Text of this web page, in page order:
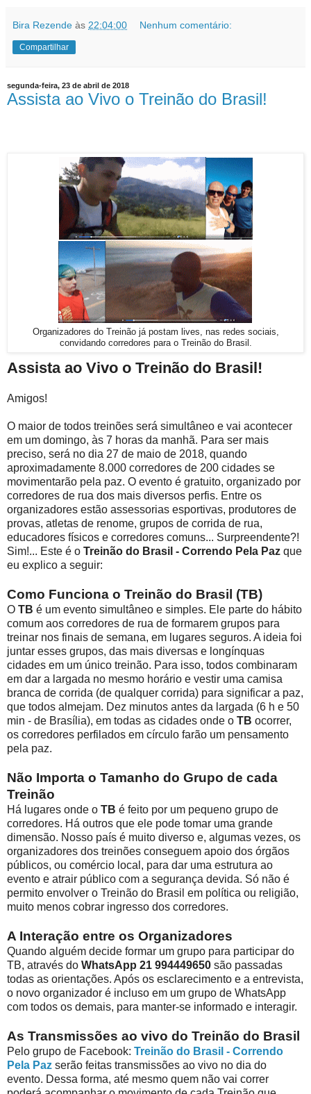
Bira Rezende às 22:04:00 Nenhum comentário:
Compartilhar
segunda-feira, 23 de abril de 2018
Assista ao Vivo o Treinão do Brasil!
Organizadores do Treinão já postam lives, nas redes sociais,
convidando corredores para o Treinão do Brasil.
Assista ao Vivo o Treinão do Brasil!
Amigos!
O maior de todos treinões será simultâneo e vai acontecer
em um domingo, às 7 horas da manhã. Para ser mais
preciso, será no dia 27 de maio de 2018, quando
aproximadamente 8.000 corredores de 200 cidades se
movimentarão pela paz. O evento é gratuito, organizado por
corredores de rua dos mais diversos perfis. Entre os
organizadores estão assessorias esportivas, produtores de
provas, atletas de renome, grupos de corrida de rua,
educadores físicos e corredores comuns... Surpreendente?!
Sim!... Este é o Treinão do Brasil - Correndo Pela Paz que
eu explico a seguir:
Como Funciona o Treinão do Brasil (TB)
O TB é um evento simultâneo e simples. Ele parte do hábito
comum aos corredores de rua de formarem grupos para
treinar nos finais de semana, em lugares seguros. A ideia foi
juntar esses grupos, das mais diversas e longínquas
cidades em um único treinão. Para isso, todos combinaram
em dar a largada no mesmo horário e vestir uma camisa
branca de corrida (de qualquer corrida) para significar a paz,
que todos almejam. Dez minutos antes da largada (6 h e 50
min - de Brasília), em todas as cidades onde o TB ocorrer,
os corredores perfilados em círculo farão um pensamento
pela paz.
Não Importa o Tamanho do Grupo de cada
Treinão
Há lugares onde o TB é feito por um pequeno grupo de
corredores. Há outros que ele pode tomar uma grande
dimensão. Nosso país é muito diverso e, algumas vezes, os
organizadores dos treinões conseguem apoio dos órgãos
públicos, ou comércio local, para dar uma estrutura ao
evento e atrair público com a segurança devida. Só não é
permito envolver o Treinão do Brasil em política ou religião,
muito menos cobrar ingresso dos corredores.
A Interação entre os Organizadores
Quando alguém decide formar um grupo para participar do
TB, através do WhatsApp 21 994449650 são passadas
todas as orientações. Após os esclarecimento e a entrevista,
o novo organizador é incluso em um grupo de WhatsApp
com todos os demais, para manter-se informado e interagir.
As Transmissões ao vivo do Treinão do Brasil
Pelo grupo de Facebook: Treinão do Brasil - Correndo
Pela Paz serão feitas transmissões ao vivo no dia do
evento. Dessa forma, até mesmo quem não vai correr